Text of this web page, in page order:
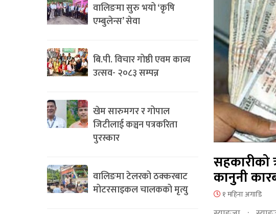
वालिङमा सुरु भयो ‘कृषि
एम्बुलेन्स’ सेवा
बि.पी. विचार गोष्ठी एवम काव्य
उत्सव- २०८३ सम्पन्न
खेम सारुमगर र गोपाल
जिटीलाई कञ्चन पत्रकरिता
पुरस्कार
वालिङमा टेलरको ठक्करबाट
मोटरसाइकल चालकको मृत्यु
कानुनी
१ महिना अगाडि